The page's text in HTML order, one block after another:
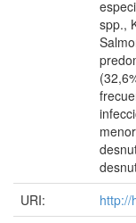
spp.,
URI:
http://